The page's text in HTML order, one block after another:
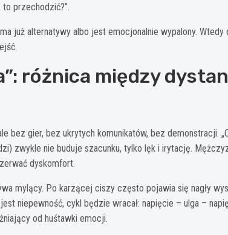
przechodzić?”.
już alternatywy albo jest emocjonalnie wypalony. Wtedy
różnica między
bez gier, bez ukrytych komunikatów, bez demonstracji.
zwykle nie buduje szacunku, tylko lęk i irytację.
dyskomfort.
mylący. Po karzącej ciszy często pojawia się nagły
niepewność, cykl będzie wracał: napięcie – ulga –
od huśtawki emocji.